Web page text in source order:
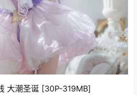
大潮圣诞 [30P-319MB]